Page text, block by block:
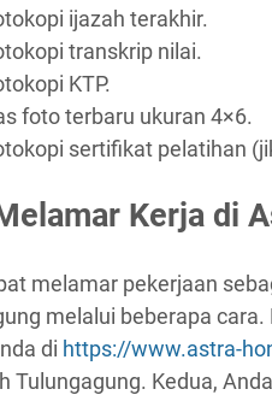
ijazah terakhir.
transkrip nilai.
KTP.
foto terbaru ukuran 4×6.
sertifikat pelatihan
Kerja di
melamar pekerjaan
melalui beberapa
di https://www.astra-
Tulungagung. Kedua,